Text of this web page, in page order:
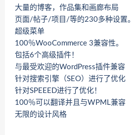
大量的博客，作品集和画廊布局
页面/帖子/项目/等的230多种设置。
超级菜单
100％WooCommerce 3兼容性。
包括6个高级插件！
与最受欢迎的WordPress插件兼容
针对搜索引擎（SEO）进行了优化
针对SPEEED进行了优化！
100％可以翻译并且与WPML兼容
无限的设计风格